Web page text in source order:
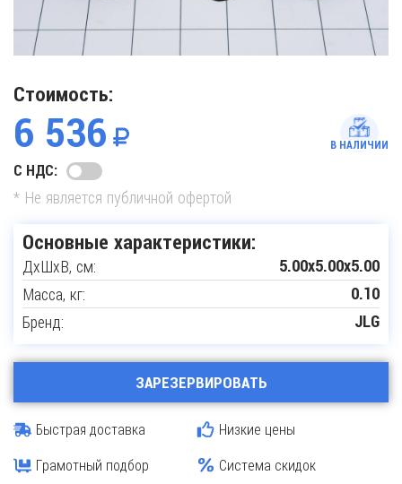
Стоимость:
6 536 В НАЛИЧИИ
С НДС:
* Не является публичной офертой
Основные характеристики:
ДxШxВ, см: 5.00x5.00x5.00
Масса, кг: 0.10
Бренд: JLG
ЗАРЕЗЕРВИРОВАТЬ
Быстрая доставка
Низкие цены
Грамотный подбор
Система скидок